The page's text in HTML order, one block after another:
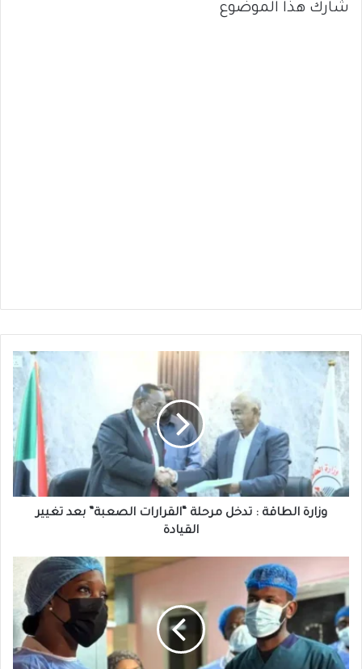
شارك هذا الموضوع
وزارة
الطاقة
“القرارات
الصعبة”
بعد
تغيير
القيادةوزارة الطاقة : تدخل مرحلة “القرارات الصعبة” بعد تغيير
القيادة
مدينة
أشباح
-
مسؤولة
أممية